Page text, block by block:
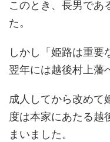
このとき、長男であ
た。
しかし「姫路は重要
翌年には越後村上藩
成人してから改めて
度は本家にあたる越
まいました。